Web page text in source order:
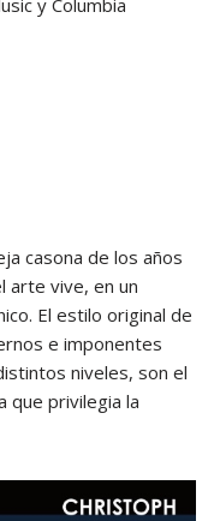
y Columbia
casona de los años
arte vive, en un
El estilo original de
e imponentes
niveles, son el
que privilegia la